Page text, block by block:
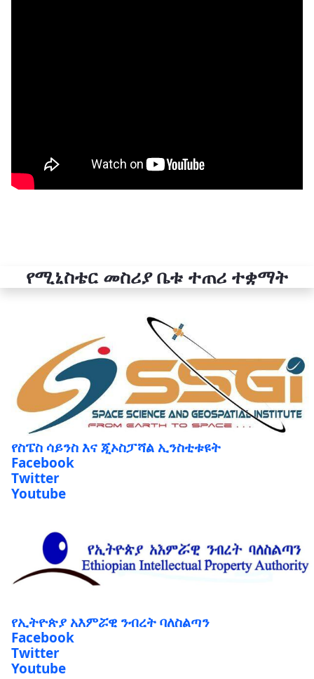
የሚኒስቴር መስሪያ ቤቱ ተጠሪ ተቋማት
የስፔስ ሳይንስ እና ጂኦስፓሻል ኢንስቲቱዩት
Facebook
Twitter
Youtube
የኢትዮጵያ አእምሯዊ ንብረት ባለስልጣን
Facebook
Twitter
Youtube